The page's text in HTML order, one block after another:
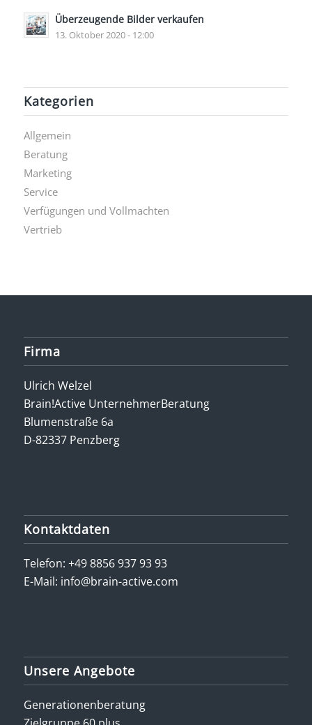
Überzeugende Bilder verkaufen
13. Oktober 2020 - 12:00
Kategorien
Allgemein
Beratung
Marketing
Service
Verfügungen und Vollmachten
Vertrieb
Firma
Ulrich Welzel
Brain!Active UnternehmerBeratung
Blumenstraße 6a
D-82337 Penzberg
Kontaktdaten
Telefon: +49 8856 937 93 93
E-Mail: info@brain-active.com
Unsere Angebote
Generationenberatung